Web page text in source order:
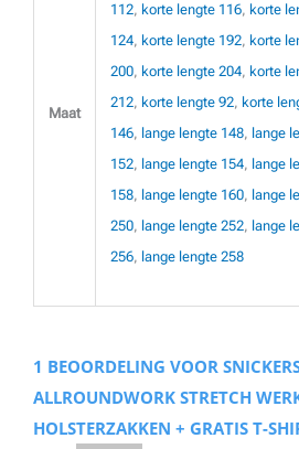
Maat
112, korte lengte 116, korte
124, korte lengte 192, korte
200, korte lengte 204, korte
212, korte lengte 92, korte
146, lange lengte 148, lange
152, lange lengte 154, lange
158, lange lengte 160, lange
250, lange lengte 252, lange
256, lange lengte 258
1 BEOORDELING VOOR
ALLROUNDWORK STRETCH
HOLSTERZAKKEN + GRATIS T-